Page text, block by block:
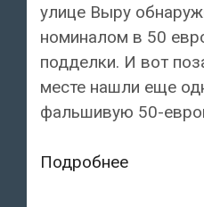
улице Выру
номиналом в 50
подделки. И вот
месте нашли еще
фальшивую 50-
ПодробнееВ